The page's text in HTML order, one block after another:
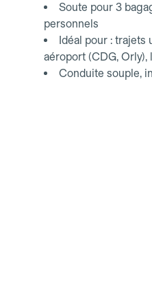
Soute pour 3
personnels
Idéal pour :
aéroport (CDG,
Conduite souple,